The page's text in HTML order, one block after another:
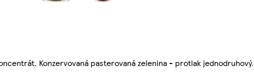
Konzervovaná pasterovaná zelenina - protlak jednodruhový.